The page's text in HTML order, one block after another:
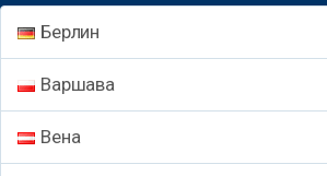
Берлин
Варшава
Вена